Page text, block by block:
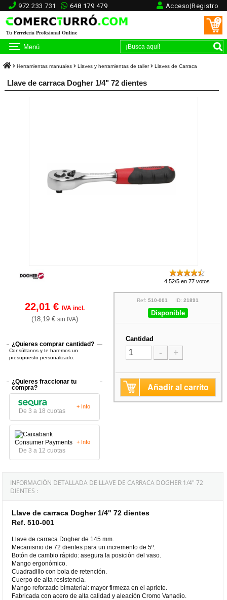
972 233 731 648 179 479 Acceso|Registro
Tu Ferretería Profesional Online
0
Menú
Herramientas manuales Llaves y herramientas de taller Llaves de Carraca
Llave de carraca Dogher 1/4" 72 dientes
4.52/5 en 77 votos
22,01 € IVA incl.
(18,19 € sin IVA)
¿Quieres comprar cantidad?
Consúltanos y te haremos un
presupuesto personalizado.
¿Quieres fraccionar tu
compra?
De 3 a 18 cuotas
+ Info
De 3 a 12 cuotas
+ Info
Ref:510-001 ID:21891
Disponible
Cantidad
- +
Añadir al carrito
INFORMACIÓN DETALLADA DE LLAVE DE CARRACA DOGHER 1/4" 72
DIENTES :
Llave de carraca Dogher 1/4" 72 dientes
Ref. 510-001
Llave de carraca Dogher de 145 mm.
Mecanismo de 72 dientes para un incremento de 5º.
Botón de cambio rápido: asegura la posición del vaso.
Mango ergonómico.
Cuadradillo con bola de retención.
Cuerpo de alta resistencia.
Mango reforzado bimaterial: mayor firmeza en el apriete.
Fabricada con acero de alta calidad y aleación Cromo Vanadio.